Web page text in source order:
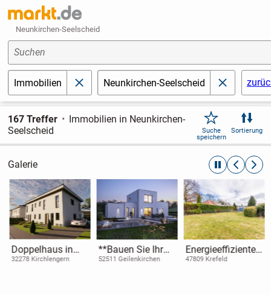
Neunkirchen-Seelscheid
Suchen
Immobilien schließenNeunkirchen-Seelscheid schließen
167 Treffer
Immobilien in Neunkirchen-
Seelscheid
Suche
speichern
Sortierung
Galerie automatische
Doppelhaus in
Kirchlengern mit
32278 Kirchlengern
**Bauen Sie Ihr
extravagantes
52511 Geilenkirchen
Energieeffiziente
Wohnung mit
47809 Krefeld